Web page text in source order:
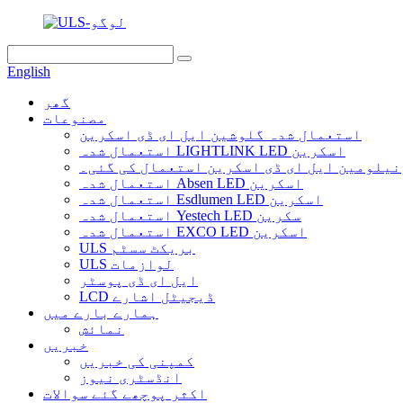
English
گھر
مصنوعات
استعمال شدہ گلوشین ایل ای ڈی اسکرین
استعمال شدہ LIGHTLINK LED اسکرین
ایل ای ڈی اسکرین استعمال کی گئی۔
استعمال شدہ Absen LED اسکرین
استعمال شدہ Esdlumen LED اسکرین
استعمال شدہ Yestech LED سکرین
استعمال شدہ EXCO LED اسکرین
ULS بریکٹ سسٹم
ULS لوازمات
ایل ای ڈی پوسٹر
LCD ڈیجیٹل اشارے
ہمارے بارے میں
نمائش
خبریں
کمپنی کی خبریں
انڈسٹری نیوز
اکثر پوچھے گئے سوالات